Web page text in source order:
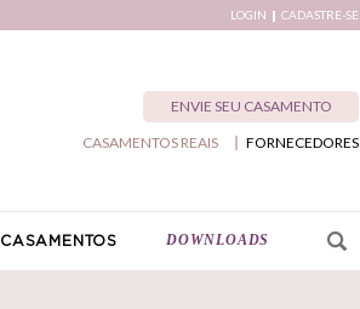
LOGIN CADASTRE-SE
ENVIE SEU CASAMENTO
FORNECEDORES
CASAMENTOS REAIS
CASAMENTOS DOWNLOADS